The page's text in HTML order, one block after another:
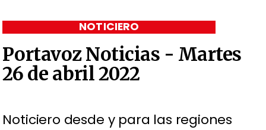
Portavoz Noticias - Martes
26 de abril 2022
Noticiero desde y para las regiones
NOTICIERO